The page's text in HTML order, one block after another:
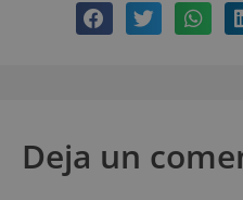
Deja un